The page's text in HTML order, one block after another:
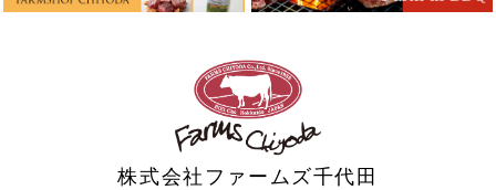
株式会社ファームズ千代田